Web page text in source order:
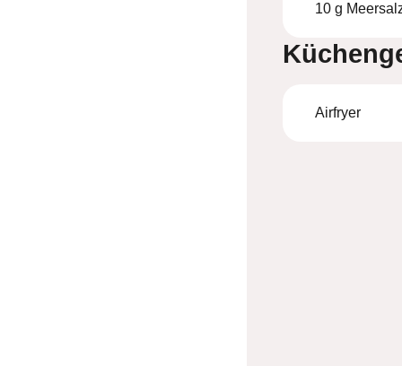
10 g
Airfryer